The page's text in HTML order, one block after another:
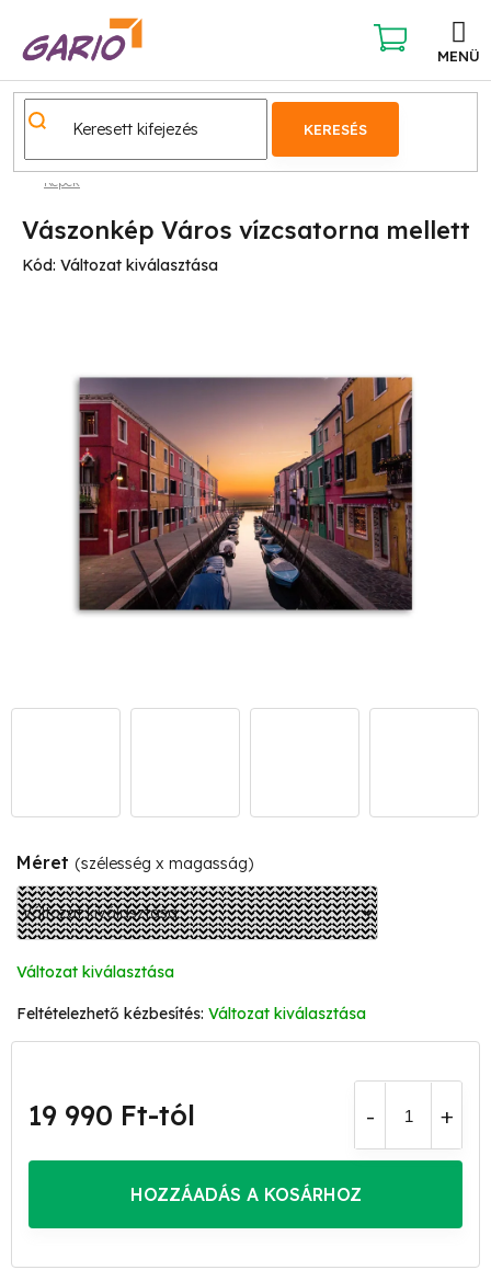
KERESÉS
KOSÁR
Képek
Vászonkép Város vízcsatorna mellett
Kód: Változat kiválasztása
Méret (szélesség x magasság)
Változat kiválasztása
Változat kiválasztása
19 990 Ft-tól
HOZZÁADÁS A KOSÁRHOZ